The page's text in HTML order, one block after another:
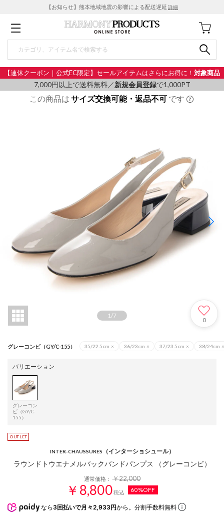
【お知らせ】熊本地域地震の影響による配送遅延 詳細
【連休クーポン｜公式EC限定】セールアイテムはさらにお得に！ 対象商品
7,000円以上で送料無料／新規会員登録で1,000PT
この商品は サイズ交換可能・返品不可 です
1/7
0
グレーコンビ（GY/C-155） 35/22.5cm × 36/23cm × 37/23.5cm × 38/24cm ×
バリエーション
グレーコン
ビ（GY/C-
155）
INTER-CHAUSSURES （インターショシュール）
ラウンドトウエナメルバックバンドパンプス （グレーコンビ）
通常価格：￥22,000
￥8,800税込 60%OFF
なら 3回払いで月々2,933円から。分割手数料無料